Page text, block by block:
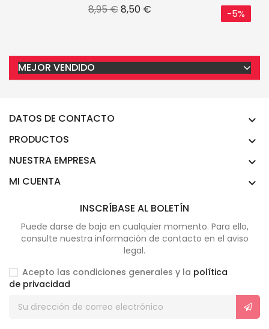
Precio
8,95 €Precio
8,50 € -5%
MEJOR VENDIDO
DATOS DE CONTACTO 
PRODUCTOS 
NUESTRA EMPRESA 
MI CUENTA 
INSCRÍBASE AL BOLETÍN
Puede darse de baja en cualquier momento. Para ello,
consulte nuestra información de contacto en el aviso
legal.
Acepto las condiciones generales y la política
de privacidad